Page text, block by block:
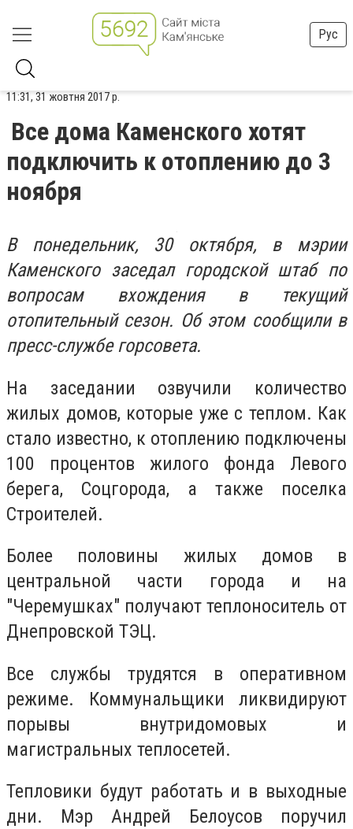
Рус
11:31, 31 жовтня 2017 р.
Все дома Каменского хотят
подключить к отоплению до 3
ноября
В понедельник, 30 октября, в мэрии
Каменского заседал городской штаб по
вопросам вхождения в текущий
отопительный сезон. Об этом сообщили в
пресс-службе горсовета.
На заседании озвучили количество
жилых домов, которые уже с теплом. Как
стало известно, к отоплению подключены
100 процентов жилого фонда Левого
берега, Соцгорода, а также поселка
Строителей.
Более половины жилых домов в
центральной части города и на
"Черемушках" получают теплоноситель от
Днепровской ТЭЦ.
Все службы трудятся в оперативном
режиме. Коммунальщики ликвидируют
порывы внутридомовых и
магистральных теплосетей.
Тепловики будут работать и в выходные
дни. Мэр Андрей Белоусов поручил